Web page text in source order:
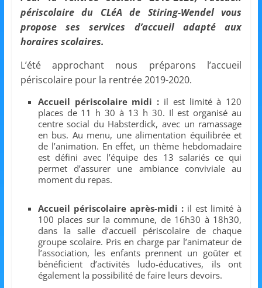
et
l'Animation
–
Stiring-
Wendel
o
i
s
r
périscolaire du CLéA de Stiring-Wendel vous
propose ses services d’accueil adapté aux
horaires scolaires.
L’été approchant nous préparons l’accueil
périscolaire pour la rentrée 2019-2020.
Accueil périscolaire midi : il est limité à 120
places de 11 h 30 à 13 h 30. Il est organisé au
centre social du Habsterdick, avec un ramassage
en bus. Au menu, une alimentation équilibrée et
de l’animation. En effet, un thème hebdomadaire
est défini avec l’équipe des 13 salariés ce qui
permet d’assurer une ambiance conviviale au
moment du repas.
Accueil périscolaire après-midi : il est limité à
100 places sur la commune, de 16h30 à 18h30,
dans la salle d’accueil périscolaire de chaque
groupe scolaire. Pris en charge par l’animateur de
l’association, les enfants prennent un goûter et
bénéficient d’activités ludo-éducatives, ils ont
également la possibilité de faire leurs devoirs.